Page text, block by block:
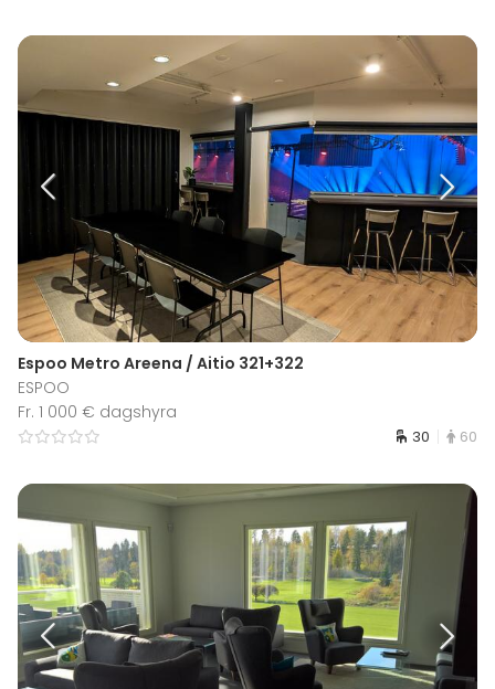
Espoo Metro Areena / Aitio 321+322
ESPOO
Fr. 1 000 € dagshyra
30 60